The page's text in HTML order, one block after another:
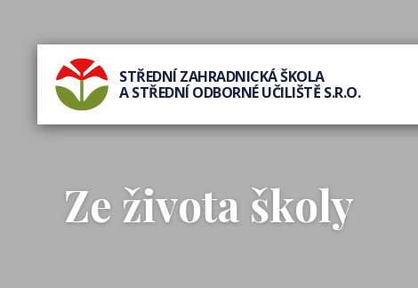
STŘEDNÍ ZAHRADNICKÁ ŠKOLA
A STŘEDNÍ ODBORNÉ UČILIŠTĚ S.R.O.
Ze života školy